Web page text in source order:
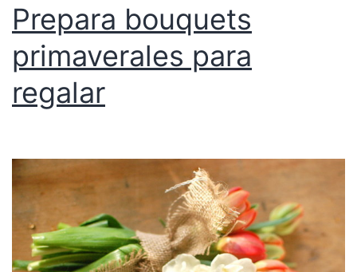
Prepara bouquets
primaverales para
regalar